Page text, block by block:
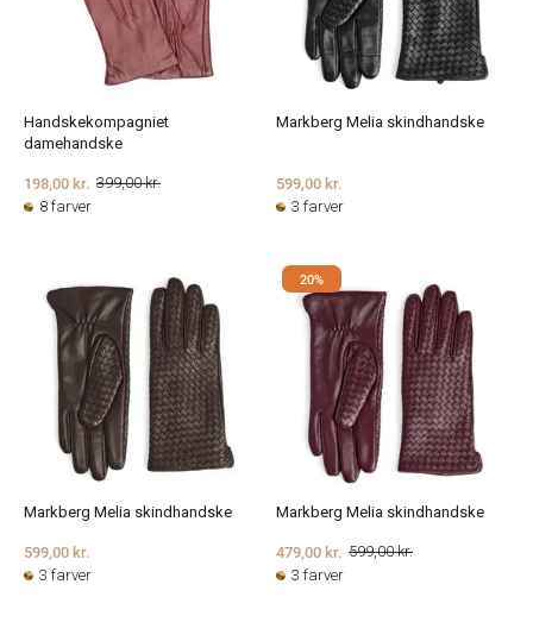
Handskekompagniet
damehandske
399,00 kr.
198,00 kr.
8 farver
Markberg Melia skindhandske
599,00 kr.
3 farver
Markberg Melia skindhandske
599,00 kr.
3 farver
20%
Markberg Melia skindhandske
599,00 kr.
479,00 kr.
3 farver